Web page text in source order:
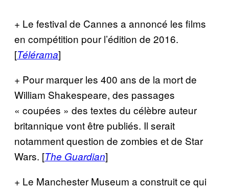
+ Le festival de Cannes a annoncé les films
en compétition pour l’édition de 2016.
[Télérama]
+ Pour marquer les 400 ans de la mort de
William Shakespeare, des passages
« coupées » des textes du célèbre auteur
britannique vont être publiés. Il serait
notamment question de zombies et de Star
Wars. [The Guardian]
+ Le Manchester Museum a construit ce qui